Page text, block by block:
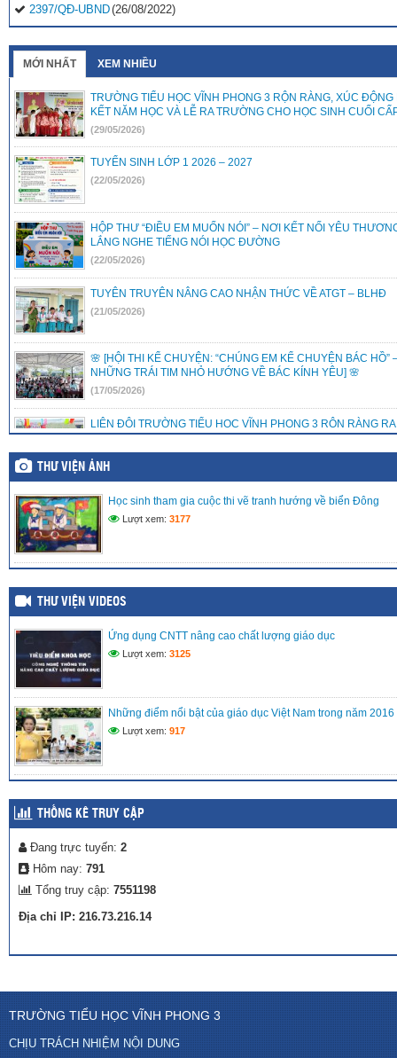
2397/QĐ-UBND(26/08/2022)
MỚI NHẤT XEM NHIỀU
TRƯỜNG TIỂU HỌC VĨNH PHONG 3 RỘN RÀNG, XÚC ĐỘNG
KẾT NĂM HỌC VÀ LỄ RA TRƯỜNG CHO HỌC SINH CUỐI
(29/05/2026)
TUYỂN SINH LỚP 1 2026 – 2027
(22/05/2026)
HỘP THƯ “ĐIỀU EM MUỐN NÓI” – NƠI KẾT NỐI YÊU
LẮNG NGHE TIẾNG NÓI HỌC ĐƯỜNG
(22/05/2026)
TUYÊN TRUYÊN NÂNG CAO NHẬN THỨC VỀ ATGT – BLHĐ
(21/05/2026)
🌸 [HỘI THI KỂ CHUYỆN: “CHÚNG EM KỂ CHUYỆN BÁC HỒ”
NHỮNG TRÁI TIM NHỎ HƯỚNG VỀ BÁC KÍNH YÊU] 🌸
(17/05/2026)
LIÊN ĐỘI TRƯỜNG TIỂU HỌC VĨNH PHONG 3 RỘN RÀNG
LẠC BỘ VĂN NGHỆ – ƯƠM MẦM TÀI NĂNG NHÍ
(15/05/2026)
TRỢ CHO THIẾU NHI CÓ HOÀN CẢNH KHÓ KHĂN
(08/05/2026)
MÔ HÌNH TRẢI NGHIỆM SÁNG TẠO: “CHẮP CÁNH TÀI NĂNG
NỀN TẢNG SỐ” TẠI LIÊN ĐỘI TIỂU HỌC VĨNH PHONG 3 NĂM
(27/04/2026)
THƯ VIỆN ẢNH
Học sinh tham gia cuộc thi vẽ tranh hướng về biển Đông
Lượt xem: 3177
THƯ VIỆN VIDEOS
Ứng dụng CNTT nâng cao chất lượng giáo dục
Lượt xem: 3125
Những điểm nổi bật của giáo dục Việt Nam trong năm 2016
Lượt xem: 917
THỐNG KÊ TRUY CẬP
Đang trực tuyến: 2
Hôm nay: 791
Tổng truy cập: 7551198
Địa chỉ IP: 216.73.216.14
TRƯỜNG TIỂU HỌC VĨNH PHONG 3
CHỊU TRÁCH NHIỆM NỘI DUNG